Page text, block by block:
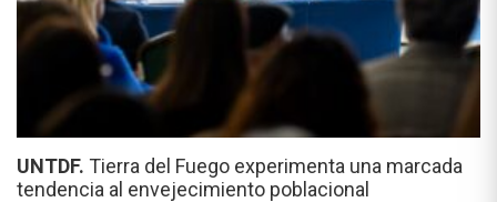
UNTDF. Tierra del Fuego experimenta una marcada
tendencia al envejecimiento poblacional